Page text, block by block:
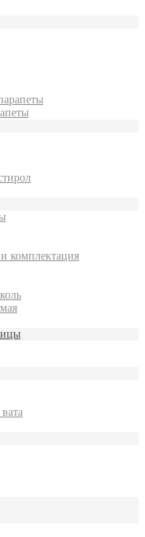
комплектация